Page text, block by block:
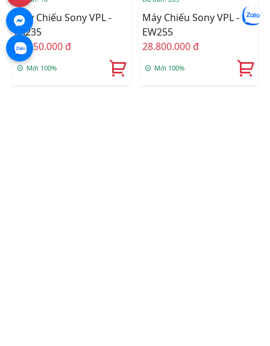
Máy Chiếu Sony VPL -
EX235
26.450.000 đ
Mới 100%
Máy Chiếu Sony VPL -
EW255
28.800.000 đ
Mới 100%